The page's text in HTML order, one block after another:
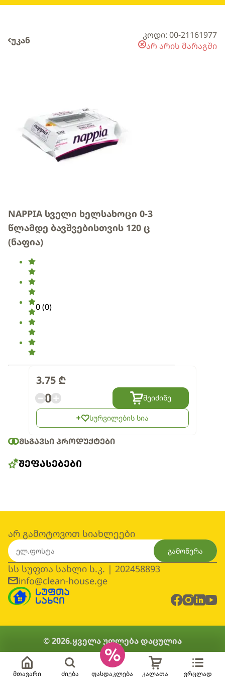
უკან
კოდი: 00-21161977
არ არის მარაგში
NAPPIA სველი ხელსახოცი 0-3
წლამდე ბავშვებისთვის 120 ც
(ნაფია)
0(0)
3.75 ₾
0 შეიძინე
სურვილების სია
ᲛᲡᲒᲐᲕᲡᲘ ᲞᲠᲝᲓᲣᲥᲢᲔᲑᲘ
ᲨᲔᲤᲐᲡᲔᲑᲔᲑᲘ
არ გამოტოვოთ სიახლეები
გამოწერა
სს სუფთა სახლი ს.კ. | 202458893
info@clean-house.ge
© 2026.ყველა უფლება დაცულია
მთავარი ძიება ფასდაკლება კალათა ვრცლად